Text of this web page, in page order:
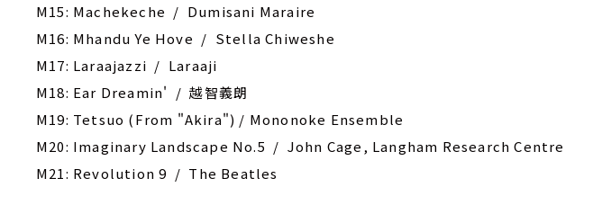
M15: Machekeche / Dumisani Maraire
M16: Mhandu Ye Hove / Stella Chiweshe
M17: Laraajazzi / Laraaji
M18: Ear Dreamin' / 越智義朗
M19: Tetsuo (From "Akira") / Mononoke Ensemble
M20: Imaginary Landscape No.5 / John Cage, Langham Research Centre
M21: Revolution 9 / The Beatles